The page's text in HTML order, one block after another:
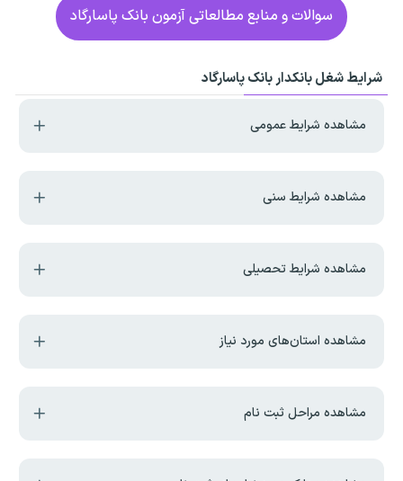
سوالات و منابع مطالعاتی آزمون بانک پاسارگاد
شرایط شغل بانکدار بانک پاسارگاد
مشاهده شرایط عمومی
مشاهده شرایط سنی
مشاهده شرایط تحصیلی
مشاهده استان‌های مورد نیاز
مشاهده مراحل ثبت نام